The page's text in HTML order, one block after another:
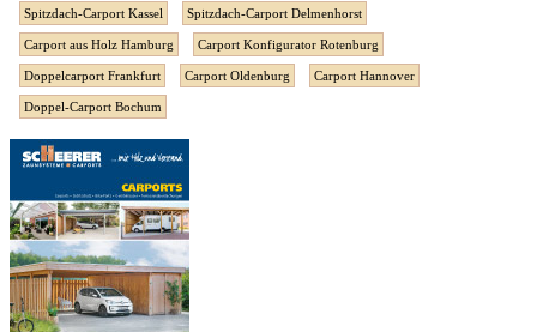
Spitzdach-Carport Kassel Spitzdach-Carport Delmenhorst
Carport aus Holz Hamburg Carport Konfigurator Rotenburg
Doppelcarport Frankfurt Carport Oldenburg Carport Hannover
Doppel-Carport Bochum